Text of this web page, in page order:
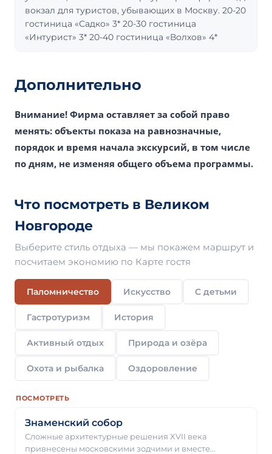
вокзал для туристов, убывающих в Москву. 20-20
гостиница «Садко» 3* 20-30 гостиница
«Интурист» 3* 20-40 гостиница «Волхов» 4*
Дополнительно
Внимание! Фирма оставляет за собой право
менять: объекты показа на равнозначные,
порядок и время начала экскурсий, в том числе
по дням, не изменяя общего объема программы.
Что посмотреть в Великом
Новгороде
Выберите стиль отдыха — мы покажем маршрут и
посчитаем экономию по Карте гостя
Паломничество Искусство С детьми
Гастротуризм История
Активный отдых Природа и озёра
Охота и рыбалка Оздоровление
ПОСМОТРЕТЬ
Знаменский собор
Сложные архитектурные решения XVII века
привнесены московскими зодчими и вместе…